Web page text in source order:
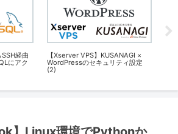
経由
にアク
【Xserver VPS】KUSANAGI ×
WordPressのセキュリティ設定
(2)